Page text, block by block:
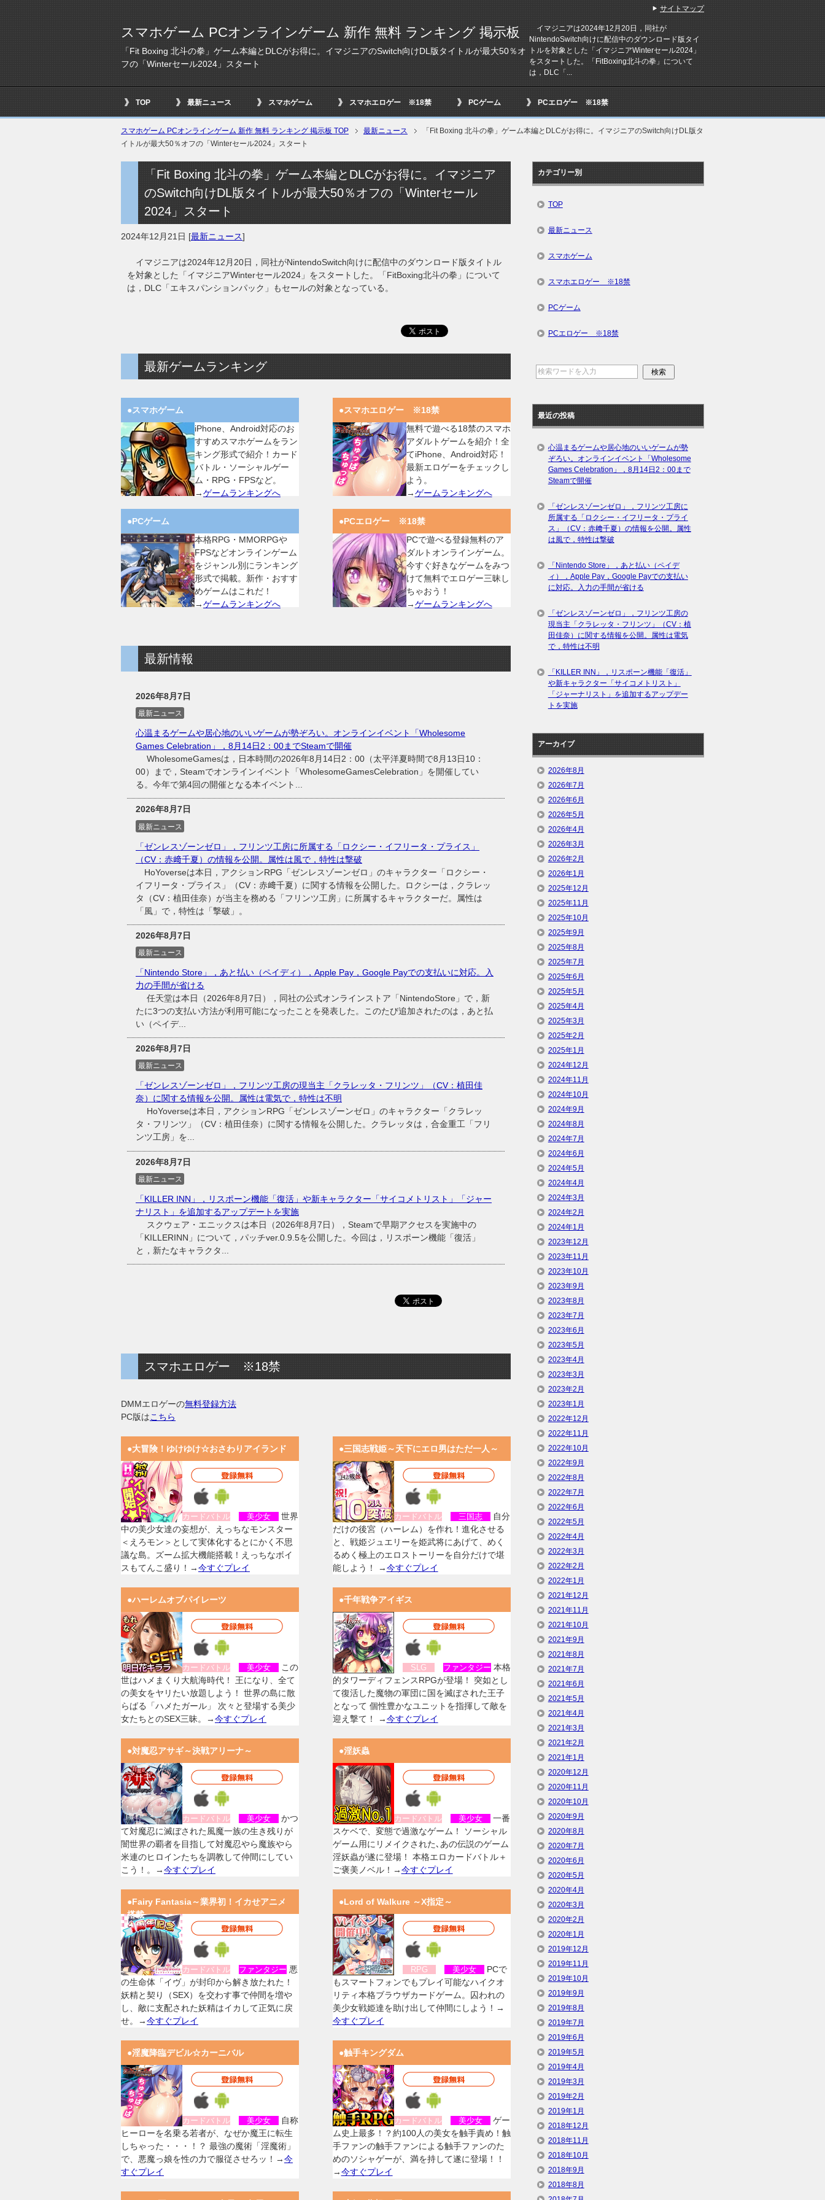
スマホゲーム PCオンラインゲーム 新作 無料 ランキング 掲示板
「Fit Boxing 北斗の拳」ゲーム本編とDLCがお得に。イマジニアのSwitch向けDL版タイトルが最大50％オ
フの「Winterセール2024」スタート
イマジニアは2024年12月20日，同社が
NintendoSwitch向けに配信中のダウンロード版タイ
トルを対象とした「イマジニアWinterセール2024」
をスタートした。「FitBoxing北斗の拳」について
は，DLC「...
TOP 最新ニュース スマホゲーム スマホエロゲー ※18禁 PCゲーム PCエロゲー ※18禁
スマホゲーム PCオンラインゲーム 新作 無料 ランキング 掲示板 TOP 最新ニュース
「Fit Boxing 北斗の拳」ゲーム本編とDLCがお得に。イマジニアのSwitch向けDL版タ
イトルが最大50％オフの「Winterセール2024」スタート
「Fit Boxing 北斗の拳」ゲーム本編とDLCがお得に。イマジニア
のSwitch向けDL版タイトルが最大50％オフの「Winterセール
2024」スタート
2024年12月21日 [最新ニュース]
イマジニアは2024年12月20日，同社がNintendoSwitch向けに配信中のダウンロード版タイトル
を対象とした「イマジニアWinterセール2024」をスタートした。「FitBoxing北斗の拳」について
は，DLC「エキスパンションパック」もセールの対象となっている。
最新ゲームランキング
●スマホゲーム
iPhone、Android対応のお
すすめスマホゲームをラン
キング形式で紹介！カード
バトル・ソーシャルゲー
ム・RPG・FPSなど。
→ゲームランキングへ
●スマホエロゲー ※18禁
無料で遊べる18禁のスマホ
アダルトゲームを紹介！全
てiPhone、Android対応！
最新エロゲーをチェックし
よう。
→ゲームランキングへ
●PCゲーム
本格RPG・MMORPGや
FPSなどオンラインゲーム
をジャンル別にランキング
形式で掲載。新作・おすす
めゲームはこれだ！
→ゲームランキングへ
●PCエロゲー ※18禁
PCで遊べる登録無料のア
ダルトオンラインゲーム。
今すぐ好きなゲームをみつ
けて無料でエロゲー三昧し
ちゃおう！
→ゲームランキングへ
最新情報
2026年8月7日
最新ニュース
心温まるゲームや居心地のいいゲームが勢ぞろい。オンラインイベント「Wholesome
Games Celebration」，8月14日2：00までSteamで開催
WholesomeGamesは，日本時間の2026年8月14日2：00（太平洋夏時間で8月13日10：
00）まで，Steamでオンラインイベント「WholesomeGamesCelebration」を開催してい
る。今年で第4回の開催となる本イベント...
2026年8月7日
最新ニュース
「ゼンレスゾーンゼロ」，フリンツ工房に所属する「ロクシー・イフリータ・プライス」
（CV：赤﨑千夏）の情報を公開。属性は風で，特性は撃破
HoYoverseは本日，アクションRPG「ゼンレスゾーンゼロ」のキャラクター「ロクシー・
イフリータ・プライス」（CV：赤﨑千夏）に関する情報を公開した。ロクシーは，クラレッ
タ（CV：植田佳奈）が当主を務める「フリンツ工房」に所属するキャラクターだ。属性は
「風」で，特性は「撃破」。
2026年8月7日
最新ニュース
「Nintendo Store」，あと払い（ペイディ），Apple Pay，Google Payでの支払いに対応。入
力の手間が省ける
任天堂は本日（2026年8月7日），同社の公式オンラインストア「NintendoStore」で，新
たに3つの支払い方法が利用可能になったことを発表した。このたび追加されたのは，あと払
い（ペイデ...
2026年8月7日
最新ニュース
「ゼンレスゾーンゼロ」，フリンツ工房の現当主「クラレッタ・フリンツ」（CV：植田佳
奈）に関する情報を公開。属性は電気で，特性は不明
HoYoverseは本日，アクションRPG「ゼンレスゾーンゼロ」のキャラクター「クラレッ
タ・フリンツ」（CV：植田佳奈）に関する情報を公開した。クラレッタは，合金重工「フリ
ンツ工房」を...
2026年8月7日
最新ニュース
「KILLER INN」，リスポーン機能「復活」や新キャラクター「サイコメトリスト」「ジャー
ナリスト」を追加するアップデートを実施
スクウェア・エニックスは本日（2026年8月7日），Steamで早期アクセスを実施中の
「KILLERINN」について，パッチver.0.9.5を公開した。今回は，リスポーン機能「復活」
と，新たなキャラクタ...
スマホエロゲー ※18禁
DMMエロゲーの無料登録方法
PC版はこちら
●大冒険！ゆけゆけ☆おさわりアイランド
カードバトル 美少女
世界
中の美少女達の妄想が、えっちなモンスター
＜えろモン＞として実体化するとにかく不思
議な島。ズーム拡大機能搭載！えっちなボイ
スもてんこ盛り！→今すぐプレイ
●三国志戦姫～天下にエロ男はただ一人～
カードバトル 三国志
自分
だけの後宮（ハーレム）を作れ！進化させる
と、戦姫ジュエリーを姫武将にあげて、めく
るめく極上のエロストーリーを自分だけで堪
能しよう！ →今すぐプレイ
●ハーレムオブパイレーツ
カードバトル 美少女
この
世はハメまくり大航海時代！ 王になり、全て
の美女をヤリたい放題しよう！ 世界の島に散
らばる「ハメたガール」 次々と登場する美少
女たちとのSEX三昧。→今すぐプレイ
●千年戦争アイギス
SLG ファンタジー 本格
的タワーディフェンスRPGが登場！ 突如とし
て復活した魔物の軍団に国を滅ぼされた王子
となって 個性豊かなユニットを指揮して敵を
迎え撃て！ →今すぐプレイ
●対魔忍アサギ～決戦アリーナ～
カードバトル 美少女
かつ
て対魔忍に滅ぼされた風魔一族の生き残りが
闇世界の覇者を目指して対魔忍やら魔族やら
米連のヒロインたちを調教して仲間にしてい
こう！。→今すぐプレイ
●淫妖蟲
カードバトル 美少女
一番
スケベで、変態で過激なゲーム！ ソーシャル
ゲーム用にリメイクされた､あの伝説のゲーム
淫妖蟲が遂に登場！ 本格エロカードバトル＋
ご褒美ノベル！→今すぐプレイ
●Fairy Fantasia～業界初！イカせアニメ
搭載
カードバトル ファンタジー 悪
の生命体「イヴ」が封印から解き放たれた！
妖精と契り（SEX）を交わす事で仲間を増や
し、敵に支配された妖精はイカして正気に戻
せ。→今すぐプレイ
●Lord of Walkure ～X指定～
RPG 美少女
PCで
もスマートフォンでもプレイ可能なハイクオ
リティ本格ブラウザカードゲーム。囚われの
美少女戦姫達を助け出して仲間にしよう！→
今すぐプレイ
●淫魔降臨デビル☆カーニバル
カードバトル 美少女
自称
ヒーローを名乗る若者が、なぜか魔王に転生
しちゃった・・・！？ 最強の魔術「淫魔術」
で、悪魔っ娘を性の力で服従させろッ！→今
すぐプレイ
●触手キングダム
カードバトル 美少女
ゲー
ム史上最多！？約100人の美女を触手責め！触
手ファンの触手ファンによる触手ファンのた
めのソシャゲーが、満を持して遂に登場！！
→今すぐプレイ
カテゴリー別
TOP
最新ニュース
スマホゲーム
スマホエロゲー ※18禁
PCゲーム
PCエロゲー ※18禁
最近の投稿
心温まるゲームや居心地のいいゲームが勢
ぞろい。オンラインイベント「Wholesome
Games Celebration」，8月14日2：00まで
Steamで開催
「ゼンレスゾーンゼロ」，フリンツ工房に
所属する「ロクシー・イフリータ・プライ
ス」（CV：赤﨑千夏）の情報を公開。属性
は風で，特性は撃破
「Nintendo Store」，あと払い（ペイデ
ィ），Apple Pay，Google Payでの支払い
に対応。入力の手間が省ける
「ゼンレスゾーンゼロ」，フリンツ工房の
現当主「クラレッタ・フリンツ」（CV：植
田佳奈）に関する情報を公開。属性は電気
で，特性は不明
「KILLER INN」，リスポーン機能「復活」
や新キャラクター「サイコメトリスト」
「ジャーナリスト」を追加するアップデー
トを実施
アーカイブ
2026年8月
2026年7月
2026年6月
2026年5月
2026年4月
2026年3月
2026年2月
2026年1月
2025年12月
2025年11月
2025年10月
2025年9月
2025年8月
2025年7月
2025年6月
2025年5月
2025年4月
2025年3月
2025年2月
2025年1月
2024年12月
2024年11月
2024年10月
2024年9月
2024年8月
2024年7月
2024年6月
2024年5月
2024年4月
2024年3月
2024年2月
2024年1月
2023年12月
2023年11月
2023年10月
2023年9月
2023年8月
2023年7月
2023年6月
2023年5月
2023年4月
2023年3月
2023年2月
2023年1月
2022年12月
2022年11月
2022年10月
2022年9月
2022年8月
2022年7月
2022年6月
2022年5月
2022年4月
2022年3月
2022年2月
2022年1月
2021年12月
2021年11月
2021年10月
2021年9月
2021年8月
2021年7月
2021年6月
2021年5月
2021年4月
2021年3月
2021年2月
2021年1月
2020年12月
2020年11月
2020年10月
2020年9月
2020年8月
2020年7月
2020年6月
2020年5月
2020年4月
2020年3月
2020年2月
2020年1月
2019年12月
2019年11月
2019年10月
2019年9月
2019年8月
2019年7月
2019年6月
2019年5月
2019年4月
2019年3月
2019年2月
2019年1月
2018年12月
2018年11月
2018年10月
2018年9月
2018年8月
サイトマップ